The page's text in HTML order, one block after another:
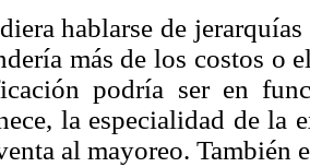
hablarse de
más de los costos o
podría ser en
la especialidad de la
al mayoreo. También